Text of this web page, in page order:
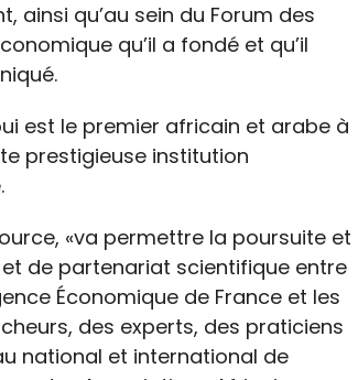
ainsi qu’au sein du Forum des
qu’il a fondé et qu’il
est le premier africain et arabe à
prestigieuse institution
«va permettre la poursuite et
de partenariat scientifique entre
Économique de France et les
des experts, des praticiens
national et international de